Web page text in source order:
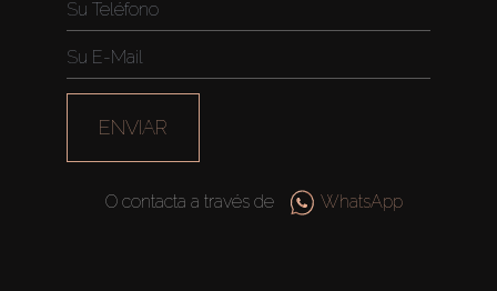
ENVIAR
O contacta a través de WhatsApp